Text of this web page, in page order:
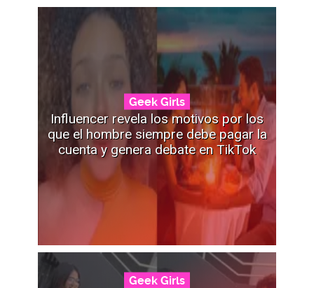
Geek Girls
Influencer revela los motivos por los
que el hombre siempre debe pagar la
cuenta y genera debate en TikTok
Geek Girls